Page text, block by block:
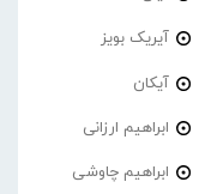
آیریک بویز
آیکان
ابراهیم ارزانی
ابراهیم چاوشی